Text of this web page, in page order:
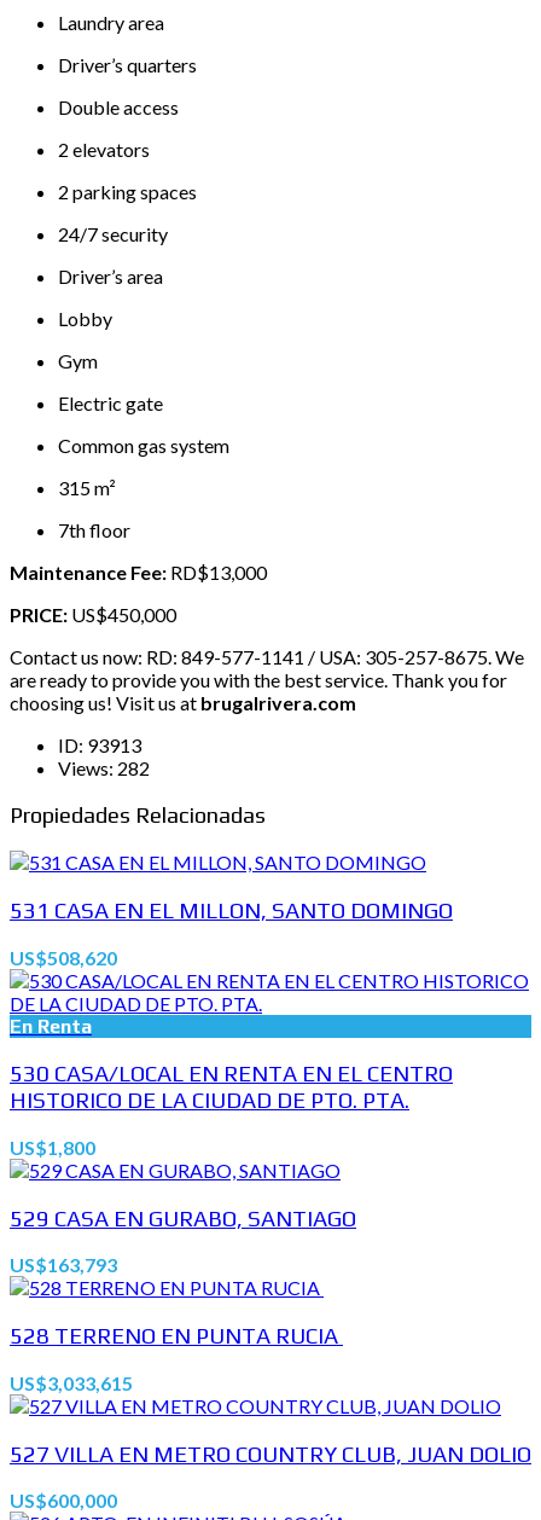
Laundry area
Driver’s quarters
Double access
2 elevators
2 parking spaces
24/7 security
Driver’s area
Lobby
Gym
Electric gate
Common gas system
315 m²
7th floor
Maintenance Fee: RD$13,000
PRICE: US$450,000
Contact us now: RD: 849-577-1141 / USA: 305-257-8675. We
are ready to provide you with the best service. Thank you for
choosing us! Visit us at brugalrivera.com
ID: 93913
Views: 282
Propiedades Relacionadas
531 CASA EN EL MILLON, SANTO DOMINGO
US$508,620
En Renta
530 CASA/LOCAL EN RENTA EN EL CENTRO
HISTORICO DE LA CIUDAD DE PTO. PTA.
US$1,800
529 CASA EN GURABO, SANTIAGO
US$163,793
528 TERRENO EN PUNTA RUCIA
US$3,033,615
527 VILLA EN METRO COUNTRY CLUB, JUAN DOLIO
US$600,000